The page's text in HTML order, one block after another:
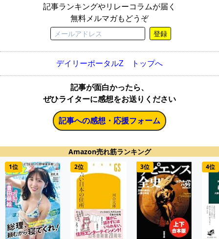
記事ランキングやリレーコラムが届く
無料メルマガもどうぞ
登録
デイリーポータルZ トップへ
記事が面白かったら、
ぜひライターに感想をお送りください
記事への感想・応援フォーム
Amazon売れ筋ランキング
1位 2位 3位 4位